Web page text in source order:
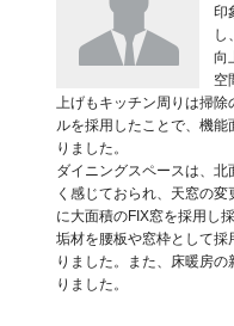
印
し
向
空
上げもキッチン周りは掃除
ルを採用したことで、機
りました。
ダイニングスペースは、
く感じておられ、天窓の
に大面積のFIX窓を採用し
垢材を腰板や窓枠として
りました。また、床暖房
りました。